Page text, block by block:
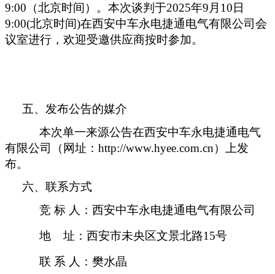
9:00 （北京时间）。本次谈判于2025年9 月 10日
9:00(北京时间)在西安中车永电捷通电气有限公司会
议室进行，欢迎受邀供应商按时参加。
五、发布公告的媒介
本次单一来源公告在西安中车永电捷通电气
有限公司（网址： http://www.hyee.com.cn）上发
布。
六、联系方式
竞 标 人：西安中车永电捷通电气有限公司
地
址：西安市未央区文景北路15号
联 系 人：樊水晶